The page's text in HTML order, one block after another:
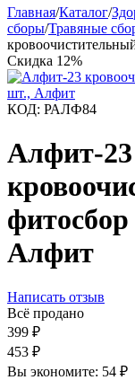
Главная/Каталог/
сборы/Травяные
Скидка 12%
КОД: РАЛФ84
Алфит-23
Алфит
Написать отзыв
Всё продано
399 ₽
453 ₽
Вы экономите: 54 ₽